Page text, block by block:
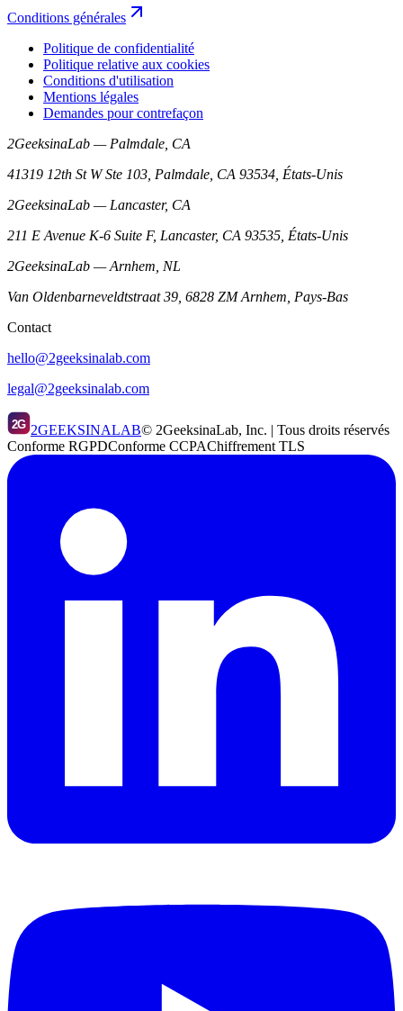
Conditions générales
Politique de confidentialité
Politique relative aux cookies
Conditions d'utilisation
Mentions légales
Demandes pour contrefaçon
2GeeksinaLab — Palmdale, CA
41319 12th St W Ste 103, Palmdale, CA 93534, États-Unis
2GeeksinaLab — Lancaster, CA
211 E Avenue K-6 Suite F, Lancaster, CA 93535, États-Unis
2GeeksinaLab — Arnhem, NL
Van Oldenbarneveldtstraat 39, 6828 ZM Arnhem, Pays-Bas
Contact
hello@2geeksinalab.com
legal@2geeksinalab.com
2G 2GEEKSINALAB© 2GeeksinaLab, Inc. | Tous droits réservés
Conforme RGPDConforme CCPAChiffrement TLS